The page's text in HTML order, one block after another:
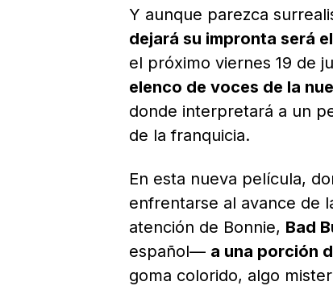
Y aunque parezca
dejará su impronta será
el próximo viernes 19 de
elenco de voces de la
donde interpretará a un
de la franquicia.
En esta nueva película,
enfrentarse al avance de
atención de Bonnie, Bad
español— a una porción
goma colorido, algo